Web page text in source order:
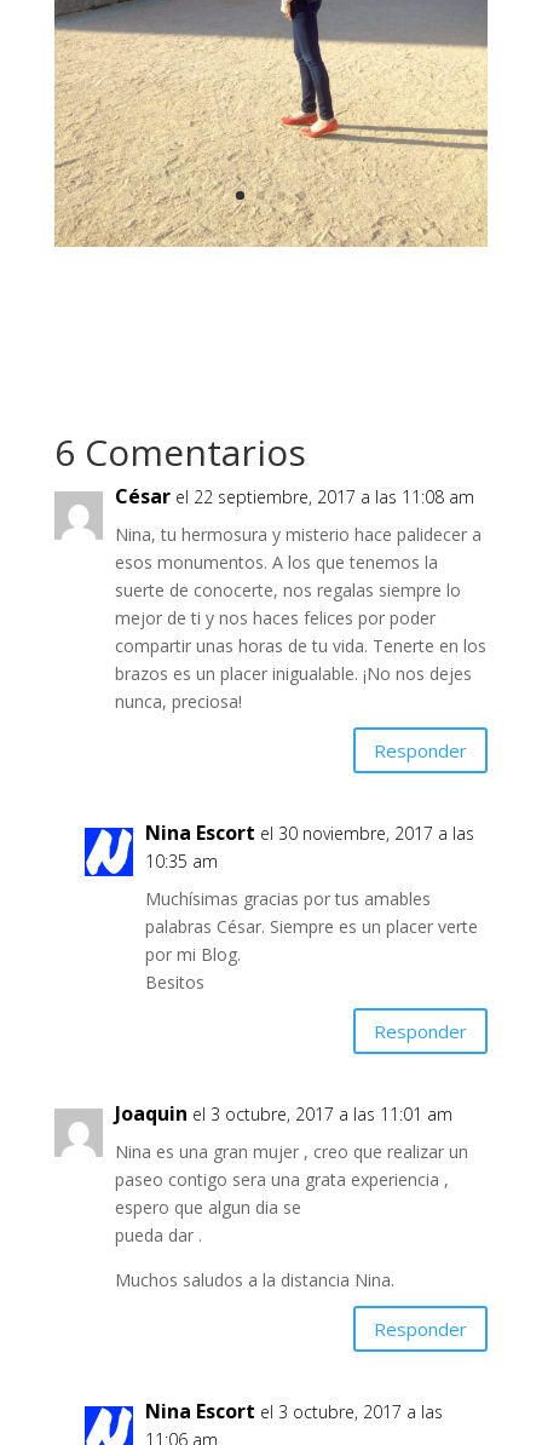
6 Comentarios
César el 22 septiembre, 2017 a las 11:08 am
Nina, tu hermosura y misterio hace palidecer a
esos monumentos. A los que tenemos la
suerte de conocerte, nos regalas siempre lo
mejor de ti y nos haces felices por poder
compartir unas horas de tu vida. Tenerte en los
brazos es un placer inigualable. ¡No nos dejes
nunca, preciosa!
Responder
Nina Escort el 30 noviembre, 2017 a las
10:35 am
Muchísimas gracias por tus amables
palabras César. Siempre es un placer verte
por mi Blog.
Besitos
Responder
Joaquin el 3 octubre, 2017 a las 11:01 am
Nina es una gran mujer , creo que realizar un
paseo contigo sera una grata experiencia ,
espero que algun dia se
pueda dar .
Muchos saludos a la distancia Nina.
Responder
Nina Escort el 3 octubre, 2017 a las
11:06 am